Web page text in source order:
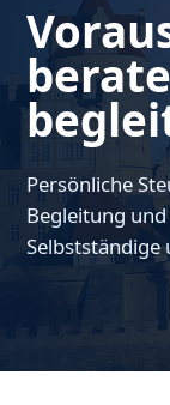
Persönliche
Begleitung
Selbstständige